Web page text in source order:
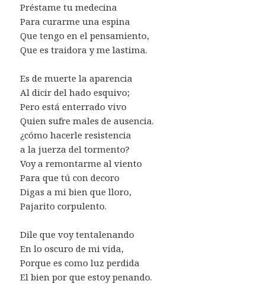
Préstame tu medecina
Para curarme una espina
Que tengo en el pensamiento,
Que es traidora y me lastima.
Es de muerte la aparencia
Al dicir del hado esquivo;
Pero está enterrado vivo
Quien sufre males de ausencia.
¿cómo hacerle resistencia
a la juerza del tormento?
Voy a remontarme al viento
Para que tú con decoro
Digas a mi bien que lloro,
Pajarito corpulento.
Dile que voy tentalenando
En lo oscuro de mi vida,
Porque es como luz perdida
El bien por que estoy penando.